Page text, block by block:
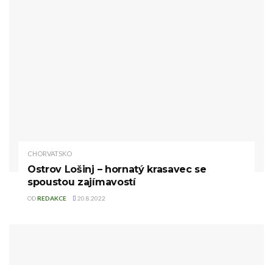
CHORVATSKO
Ostrov Lošinj – hornatý krasavec se
spoustou zajímavostí
ODREDAKCE 20.8.2022